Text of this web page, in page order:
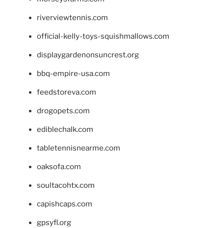
riverviewtennis.com
official-kelly-toys-squishmallows.com
displaygardenonsuncrest.org
bbq-empire-usa.com
feedstoreva.com
drogopets.com
ediblechalk.com
tabletennisnearme.com
oaksofa.com
soultacohtx.com
capishcaps.com
gpsyfl.org